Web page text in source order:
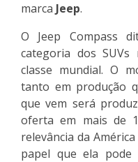
marca Jeep.
O Jeep Compass
categoria dos
classe mundial. O
tanto em produção
que vem será
oferta em mais de
relevância da
papel que ela